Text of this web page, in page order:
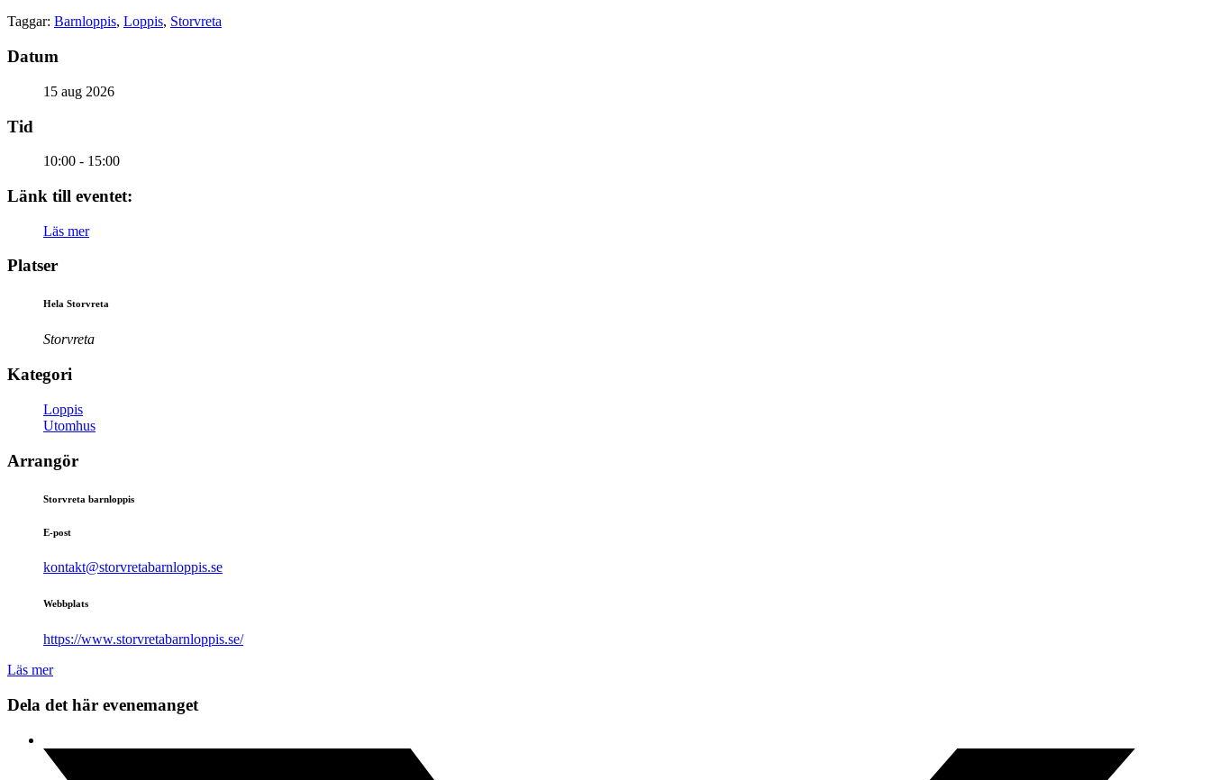
Taggar: Barnloppis, Loppis, Storvreta
Datum
15 aug 2026
Tid
10:00 - 15:00
Länk till eventet:
Läs mer
Platser
Hela Storvreta
Storvreta
Kategori
Loppis
Utomhus
Arrangör
Storvreta barnloppis
E-post
kontakt@storvretabarnloppis.se
Webbplats
https://www.storvretabarnloppis.se/
Läs mer
Dela det här evenemanget